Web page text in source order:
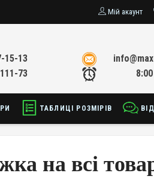
Мій акаунт
15-13
73
ТАБЛИЦІ РОЗМІРІВ
на всі